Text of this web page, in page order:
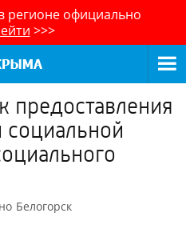
регионе официально
>>>
предоставления
социальной
Белогорск